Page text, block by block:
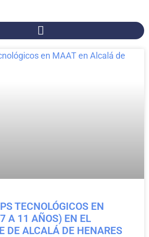
TECNOLÓGICOS EN
A 11 AÑOS) EN EL
DE ALCALÁ DE HENARES